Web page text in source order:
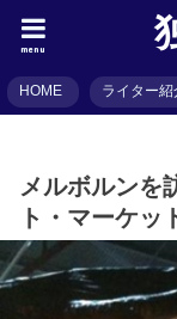
menu
HOME ライター紹
メルボルンを
ト・マーケッ